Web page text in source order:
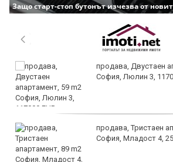
Защо старт-стоп бутонът изчезва от
продава, Двустаен
София, Люлин 3,
продава, Тристаен
София, Младост 4,